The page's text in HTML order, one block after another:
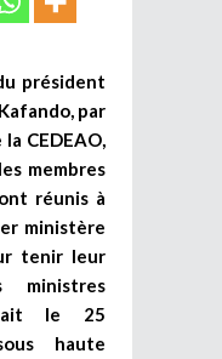
président
par
CEDEAO,
membres
réunis à
ministère
tenir leur
ministres
le 25
haute